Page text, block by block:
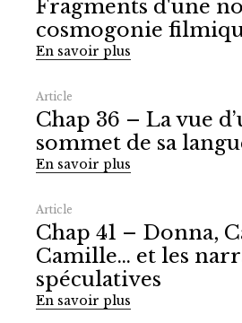
Fragments d'une
cosmogonie
En savoir plus
Article
Chap 36 – La vue
sommet de sa
En savoir plus
Article
Chap 41 – Donna,
Camille… et les
spéculatives
En savoir plus